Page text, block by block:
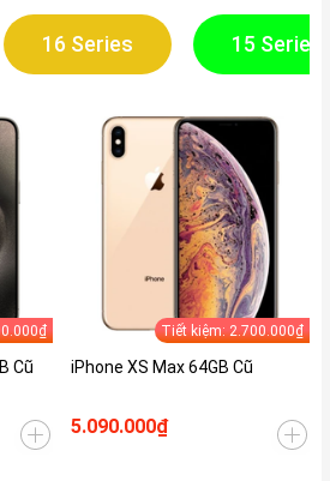
16 Series 15 Series
Cũ
Tiết kiệm: 2.700.000₫
iPhone XS Max 64GB Cũ
5.090.000₫